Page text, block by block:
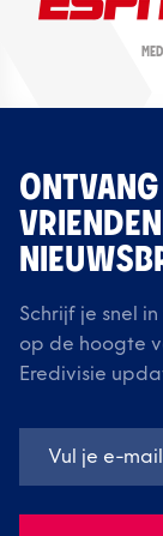
Schrijf je snel
op de hoogte
Eredivisie